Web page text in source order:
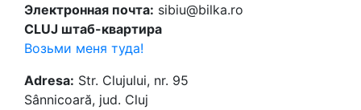
Электронная почта: sibiu@bilka.ro
CLUJ штаб-квартира
Возьми меня туда!
Adresa: Str. Clujului, nr. 95
Sânnicoară, jud. Cluj